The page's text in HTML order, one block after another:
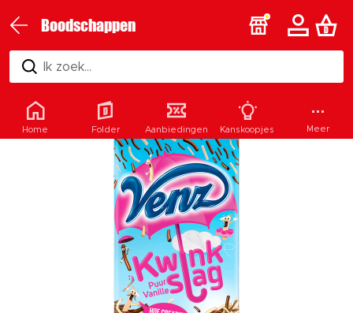
Boodschappen
Ik zoek...
Home Folder Aanbiedingen Kanskoopjes Meer